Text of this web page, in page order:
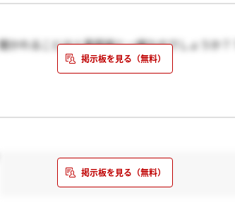
かれることは人事面接と一緒なのでしょうか？？